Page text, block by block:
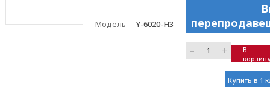
Модель Y-6020-H3
– +
В
Купить в 1